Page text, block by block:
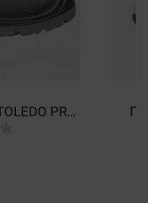
Παπούτσια εργασίας TOLEDO PRO LOW S3